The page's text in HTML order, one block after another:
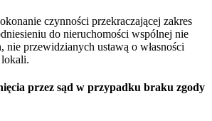
czynności przekraczającej zakres
do nieruchomości wspólnej nie
nie przewidzianych ustawą o własności
przez sąd w przypadku braku zgody